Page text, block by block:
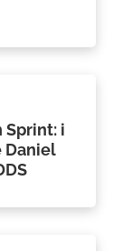
Sprint: i
Daniel